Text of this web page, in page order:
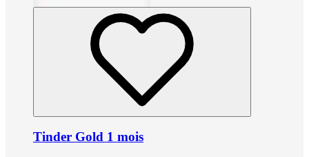
Tinder Gold 1 mois